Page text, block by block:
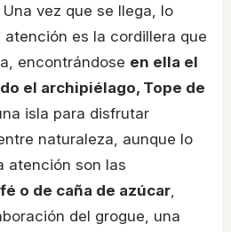
Una vez que se llega, lo
atención es la cordillera que
encontrándose en ella el
el archipiélago, Tope de
isla para disfrutar
naturaleza, aunque lo
atención son las
o de caña de azúcar,
del grogue, una